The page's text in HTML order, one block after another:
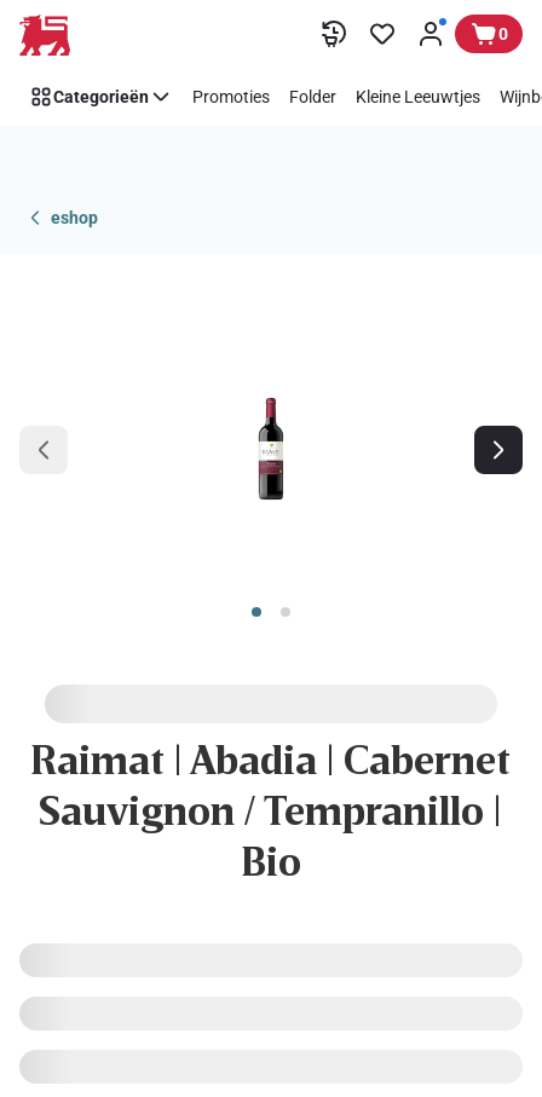
Overslaan 0
Categorieën Promoties Folder Kleine Leeuwtjes
eshop
Raimat | Abadia | Cabernet
Sauvignon / Tempranillo |
Bio